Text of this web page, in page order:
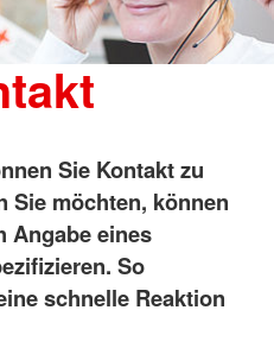
Sie Kontakt zu
Sie möchten, können
Angabe eines
So
schnelle Reaktion